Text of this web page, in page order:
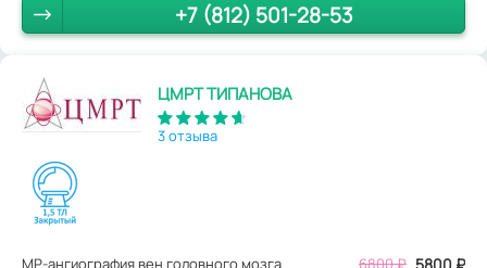
+7 (812) 501-28-53
ЦМРТ ТИПАНОВА
3 отзыва
МР-ангиография вен головного мозга 6800₽